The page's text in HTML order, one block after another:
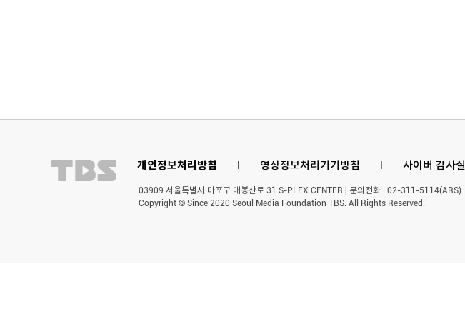
개인정보처리방침 l 영상정보처리기기방침 l 사이버 감사실
03909 서울특별시 마포구 매봉산로 31 S-PLEX CENTER | 문의전화 : 02-311-5114(ARS)
Copyright © Since 2020 Seoul Media Foundation TBS. All Rights Reserved.